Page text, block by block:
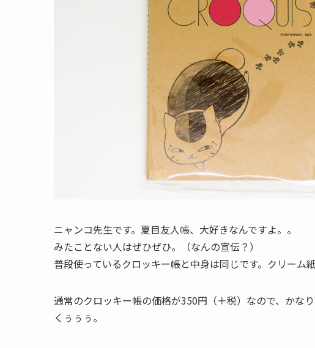
ニャンコ先生です。夏目友人帳、大好きなんですよ。。
みたことない人はぜひぜひ。（なんの宣伝？）
普段使っているクロッキー帳と中身は同じです。クリーム紙
通常のクロッキー帳の価格が350円（＋税）なので、かな
くぅぅぅ。